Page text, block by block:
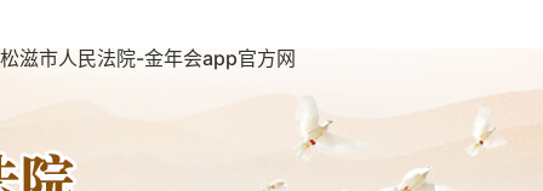
松滋市人民法院-金年会app官方网